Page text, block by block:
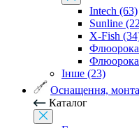
Intech (63)
Sunline
X-Fish
Інше (23)
Оснащення,
Каталог